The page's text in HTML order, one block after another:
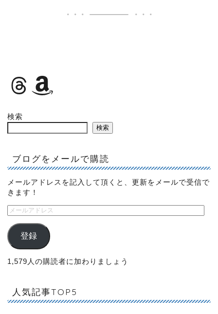
検索
検索
ブログをメールで購読
メールアドレスを記入して頂くと、更新をメールで受信で
きます！
登録
1,579人の購読者に加わりましょう
人気記事TOP5